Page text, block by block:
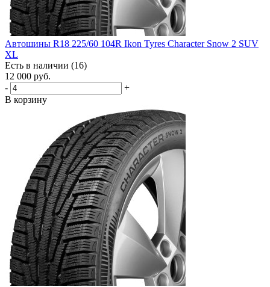
Автошины R18 225/60 104R Ikon Tyres Character Snow 2 SUV
XL
Есть в наличии (16)
12 000 руб.
-
+
В корзину